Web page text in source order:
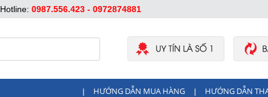
HƯỚNG DẪN MUA HÀNG HƯỚNG DẪN
Hotline: 0987.556.423 - 0972874881